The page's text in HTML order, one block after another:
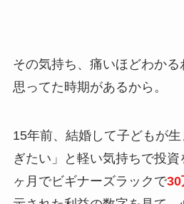
その気持ち、痛いほどわかる
思ってた時期があるから。
15年前、結婚して子どもが
ぎたい」と軽い気持ちで投
ヶ月でビギナーズラックで30